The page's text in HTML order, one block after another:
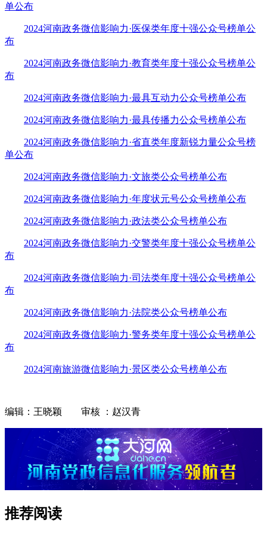
单公布
2024河南政务微信影响力·医保类年度十强公众号榜单公
布
2024河南政务微信影响力·教育类年度十强公众号榜单公
布
2024河南政务微信影响力·最具互动力公众号榜单公布
2024河南政务微信影响力·最具传播力公众号榜单公布
2024河南政务微信影响力·省直类年度新锐力量公众号榜
单公布
2024河南政务微信影响力·文旅类公众号榜单公布
2024河南政务微信影响力·年度状元号公众号榜单公布
2024河南政务微信影响力·政法类公众号榜单公布
2024河南政务微信影响力·交警类年度十强公众号榜单公
布
2024河南政务微信影响力·司法类年度十强公众号榜单公
布
2024河南政务微信影响力·法院类公众号榜单公布
2024河南政务微信影响力·警务类年度十强公众号榜单公
布
2024河南旅游微信影响力·景区类公众号榜单公布
编辑：王晓颖 审核 ：赵汉青
推荐阅读